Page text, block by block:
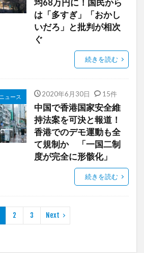
均68万円に！国民から
は「多すぎ」「おかし
いだろ」と批判が相次
ぐ
続きを読む
ニュース 2020年6月30日 15件
中国で香港国家安全維
持法案を可決と報道！
香港でのデモ運動も全
て規制か 「一国二制
度が完全に形骸化」
続きを読む
2 3 Next